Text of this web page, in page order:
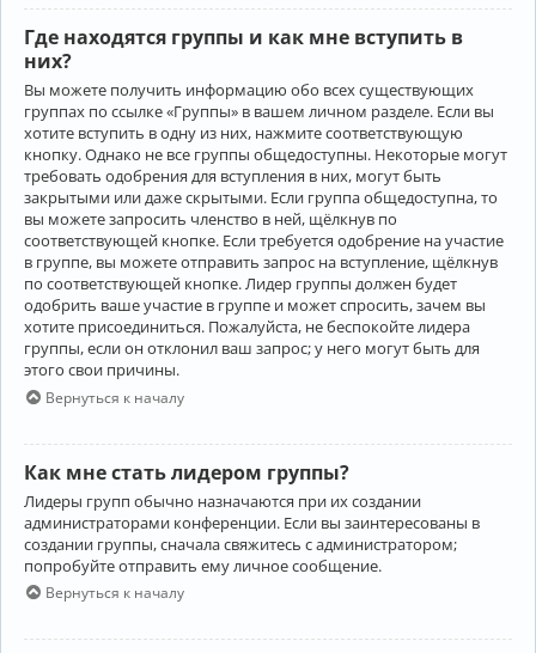
Где находятся группы и как мне вступить в
них?
Вы можете получить информацию обо всех существующих
группах по ссылке «Группы» в вашем личном разделе. Если вы
хотите вступить в одну из них, нажмите соответствующую
кнопку. Однако не все группы общедоступны. Некоторые могут
требовать одобрения для вступления в них, могут быть
закрытыми или даже скрытыми. Если группа общедоступна, то
вы можете запросить членство в ней, щёлкнув по
соответствующей кнопке. Если требуется одобрение на участие
в группе, вы можете отправить запрос на вступление, щёлкнув
по соответствующей кнопке. Лидер группы должен будет
одобрить ваше участие в группе и может спросить, зачем вы
хотите присоединиться. Пожалуйста, не беспокойте лидера
группы, если он отклонил ваш запрос; у него могут быть для
этого свои причины.
Вернуться к началу
Как мне стать лидером группы?
Лидеры групп обычно назначаются при их создании
администраторами конференции. Если вы заинтересованы в
создании группы, сначала свяжитесь с администратором;
попробуйте отправить ему личное сообщение.
Вернуться к началу